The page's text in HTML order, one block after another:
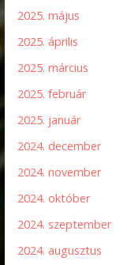
2025. május
2025. április
2025. március
2025. február
2025. január
2024. december
2024. november
2024. október
2024. szeptember
2024. augusztus